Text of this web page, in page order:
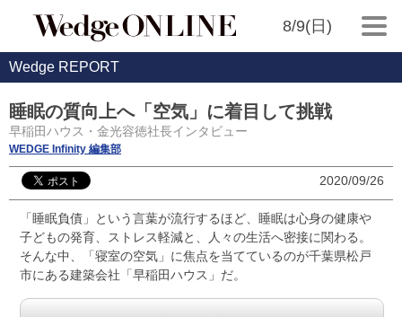
8/9(日)
Wedge REPORT
睡眠の質向上へ「空気」に着目して挑戦
早稲田ハウス・金光容徳社長インタビュー
WEDGE Infinity 編集部
2020/09/26
「睡眠負債」という言葉が流行するほど、睡眠は心身の健康や
子どもの発育、ストレス軽減と、人々の生活へ密接に関わる。
そんな中、「寝室の空気」に焦点を当てているのが千葉県松戸
市にある建築会社「早稲田ハウス」だ。